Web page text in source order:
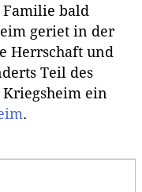
bald
geriet in der
Herrschaft und
Teil des
Kriegsheim ein
.